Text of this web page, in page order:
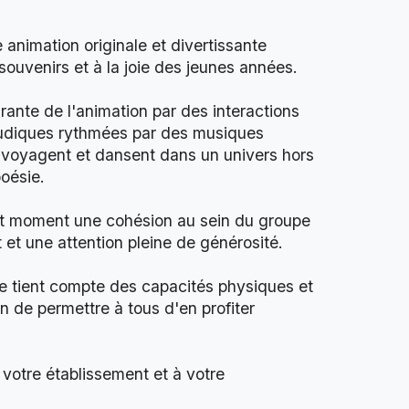
animation originale et divertissante
et à la joie des jeunes années.
de l'animation par des interactions
rythmées par des musiques
et dansent dans un univers hors
moment une cohésion au sein du groupe
une attention pleine de générosité.
tient compte des capacités physiques et
de permettre à tous d'en profiter
établissement et à votre